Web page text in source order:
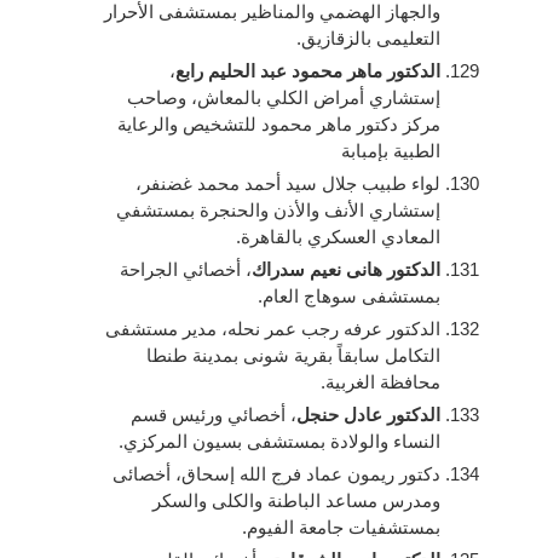
والجهاز الهضمي والمناظير بمستشفى الأحرار
التعليمى بالزقازيق.
الدكتور ماهر محمود عبد الحليم رابع،
إستشاري أمراض الكلي بالمعاش، وصاحب
مركز دكتور ماهر محمود للتشخيص والرعاية
الطبية بإمبابة
لواء طبيب جلال سيد أحمد محمد غضنفر،
إستشاري الأنف والأذن والحنجرة بمستشفي
المعادي العسكري بالقاهرة.
الدكتور هانى نعيم سدراك، أخصائي الجراحة
بمستشفى سوهاج العام.
الدكتور عرفه رجب عمر نحله، مدير مستشفى
التكامل سابقاً بقرية شونى بمدينة طنطا
محافظة الغربية.
الدكتور عادل حنجل، أخصائي ورئيس قسم
النساء والولادة بمستشفى بسيون المركزي.
دكتور ريمون عماد فرج الله إسحاق، أخصائى
ومدرس مساعد الباطنة والكلى والسكر
بمستشفيات جامعة الفيوم.